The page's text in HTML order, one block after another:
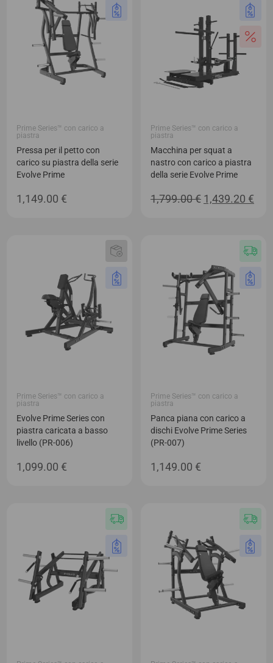
Prime Series™ con carico a
piastra
Pressa per il petto con
carico su piastra della serie
Evolve Prime
1,149.00 €
Prime Series™ con carico a
piastra
Macchina per squat a
nastro con carico a piastra
della serie Evolve Prime
1,799.00€ Il
1,799.00 €.
1,439.20 €
è:
Prime Series™ con carico a
piastra
Evolve Prime Series con
piastra caricata a basso
livello (PR-006)
1,099.00 €
Prime Series™ con carico a
piastra
Panca piana con carico a
dischi Evolve Prime Series
(PR-007)
1,149.00 €